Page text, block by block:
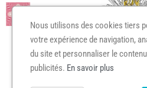
Nous utilisons des cookies tiers
votre expérience de navigation,
du site et personnaliser le
publicités. En savoir plus